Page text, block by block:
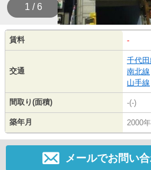
1 / 6
賃料 -
交通
千代田
南北線
山手線
間取り(面積) -(-)
築年月 2000
メールでお問い